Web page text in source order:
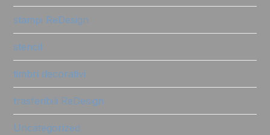
stampi ReDesign
stencil
timbri decorativi
trasferibili ReDesign
Uncategorized